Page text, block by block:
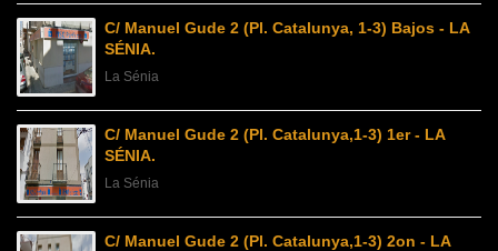
C/ Manuel Gude 2 (Pl. Catalunya, 1-3) Bajos - LA
SÉNIA.
La Sénia
C/ Manuel Gude 2 (Pl. Catalunya,1-3) 1er - LA
SÉNIA.
La Sénia
C/ Manuel Gude 2 (Pl. Catalunya,1-3) 2on - LA